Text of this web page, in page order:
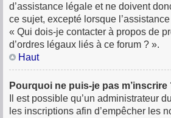
d’assistance légale et ne doivent
ce sujet, excepté lorsque
« Qui dois-je contacter à propos de
d’ordres légaux liés à ce forum ? ».
Haut
Pourquoi ne puis-je pas m’inscrire
Il est possible qu’un administrateur
les inscriptions afin d’empêcher les